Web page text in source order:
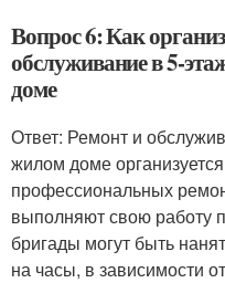
Вопрос 6: Как
обслуживание в 5-
доме
Ответ: Ремонт и
жилом доме
профессиональных
выполняют свою работу
бригады могут быть
на часы, в зависимости